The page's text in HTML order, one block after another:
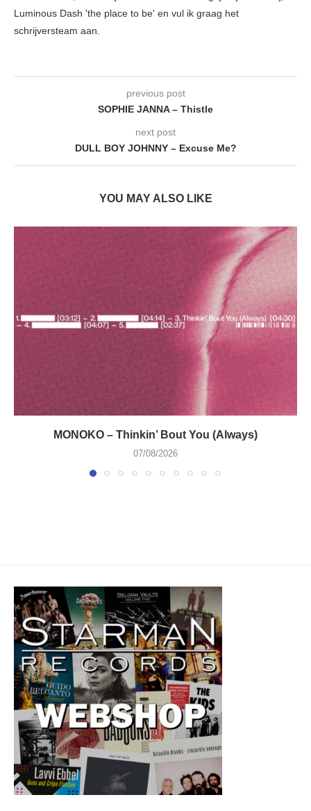
Luminous Dash 'the place to be' en vul ik graag het
schrijversteam aan.
previous post
SOPHIE JANNA – Thistle
next post
DULL BOY JOHNNY – Excuse Me?
YOU MAY ALSO LIKE
MONOKO – Thinkin’ Bout You (Always)
07/08/2026